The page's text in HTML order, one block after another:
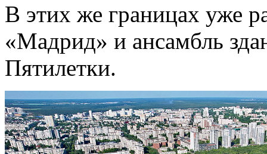
В этих же границах уже
«Мадрид» и ансамбль
Пятилетки.